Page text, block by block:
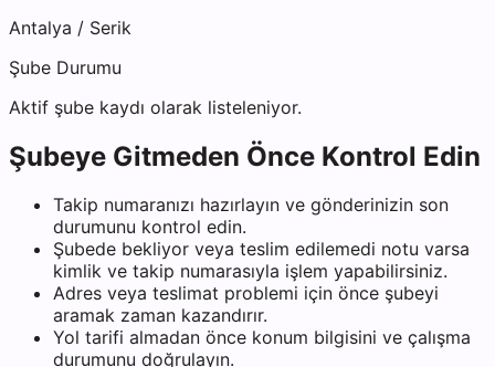
Antalya / Serik
Şube Durumu
Aktif şube kaydı olarak listeleniyor.
Şubeye Gitmeden Önce Kontrol Edin
Takip numaranızı hazırlayın ve gönderinizin son
durumunu kontrol edin.
Şubede bekliyor veya teslim edilemedi notu varsa
kimlik ve takip numarasıyla işlem yapabilirsiniz.
Adres veya teslimat problemi için önce şubeyi
aramak zaman kazandırır.
Yol tarifi almadan önce konum bilgisini ve çalışma
durumunu doğrulayın.